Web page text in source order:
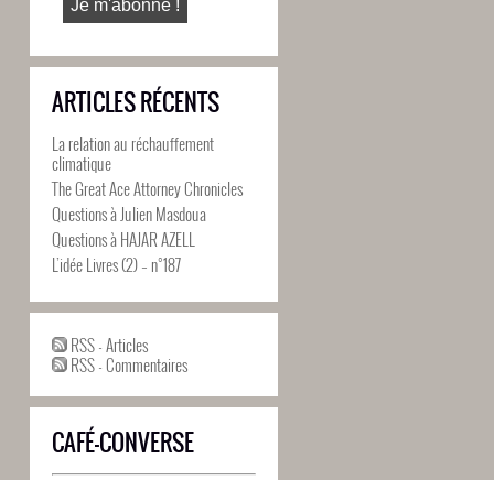
ARTICLES RÉCENTS
La relation au réchauffement
climatique
The Great Ace Attorney Chronicles
Questions à Julien Masdoua
Questions à HAJAR AZELL
L’idée Livres (2) – n°187
RSS - Articles
RSS - Commentaires
CAFÉ-CONVERSE